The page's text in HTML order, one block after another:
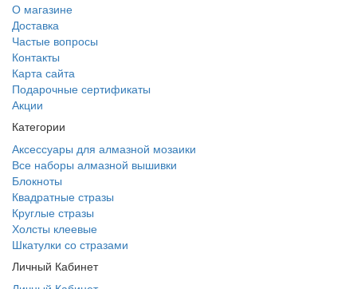
О магазине
Доставка
Частые вопросы
Контакты
Карта сайта
Подарочные сертификаты
Акции
Категории
Аксессуары для алмазной мозаики
Все наборы алмазной вышивки
Блокноты
Квадратные стразы
Круглые стразы
Холсты клеевые
Шкатулки со стразами
Личный Кабинет